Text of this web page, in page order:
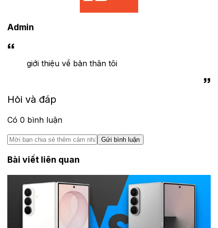
Admin
giới thiệu về bản thân tôi
Hỏi và đáp
Có 0 bình luận
Gửi bình luận
Bài viết liên quan